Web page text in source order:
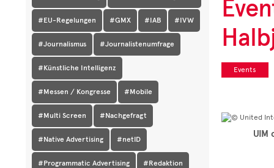
#EU-Regelungen #GMX #IAB #IVW
#Journalismus #Journalistenumfrage
#Künstliche Intelligenz
#Messen / Kongresse #Mobile
#Multi Screen #Nachgefragt
#Native Advertising #netID
#Programmatic Advertising #Redaktion
Events
UIM